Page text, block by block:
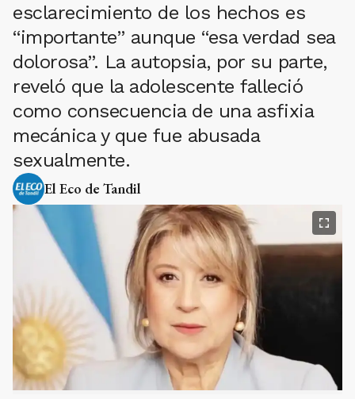
esclarecimiento de los hechos es
“importante” aunque “esa verdad sea
dolorosa”. La autopsia, por su parte,
reveló que la adolescente falleció
como consecuencia de una asfixia
mecánica y que fue abusada
sexualmente.
El Eco de Tandil